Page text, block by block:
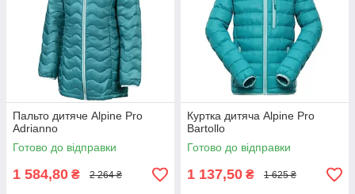
Пальто дитяче Alpine Pro
Adrianno
Готово до відправки
1 584,80 ₴ 2 264 ₴
Куртка дитяча Alpine Pro
Bartollo
Готово до відправки
1 137,50 ₴ 1 625 ₴